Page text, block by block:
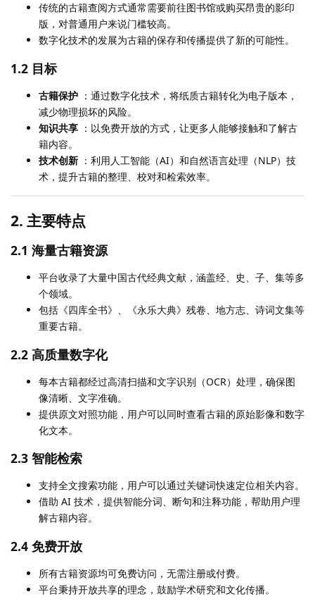
传统的古籍查阅方式通常需要前往图书馆或购买昂贵的影印
版，对普通用户来说门槛较高。
数字化技术的发展为古籍的保存和传播提供了新的可能性。
1.2 目标
古籍保护 ：通过数字化技术，将纸质古籍转化为电子版本，
减少物理损坏的风险。
知识共享 ：以免费开放的方式，让更多人能够接触和了解古
籍内容。
技术创新 ：利用人工智能（AI）和自然语言处理（NLP）技
术，提升古籍的整理、校对和检索效率。
2. 主要特点
2.1 海量古籍资源
平台收录了大量中国古代经典文献，涵盖经、史、子、集等多
个领域。
包括《四库全书》、《永乐大典》残卷、地方志、诗词文集等
重要古籍。
2.2 高质量数字化
每本古籍都经过高清扫描和文字识别（OCR）处理，确保图
像清晰、文字准确。
提供原文对照功能，用户可以同时查看古籍的原始影像和数字
化文本。
2.3 智能检索
支持全文搜索功能，用户可以通过关键词快速定位相关内容。
借助 AI 技术，提供智能分词、断句和注释功能，帮助用户理
解古籍内容。
2.4 免费开放
所有古籍资源均可免费访问，无需注册或付费。
平台秉持开放共享的理念，鼓励学术研究和文化传播。